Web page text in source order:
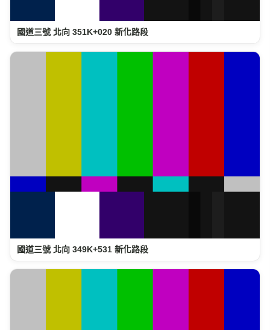
國道三號 北向 351K+020 新化路段
國道三號 北向 349K+531 新化路段